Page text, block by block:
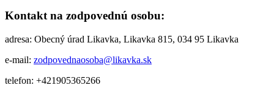
Kontakt na zodpovednú osobu:
adresa: Obecný úrad Likavka, Likavka 815, 034 95 Likavka
e-mail: zodpovednaosoba@likavka.sk
telefon: +421905365266